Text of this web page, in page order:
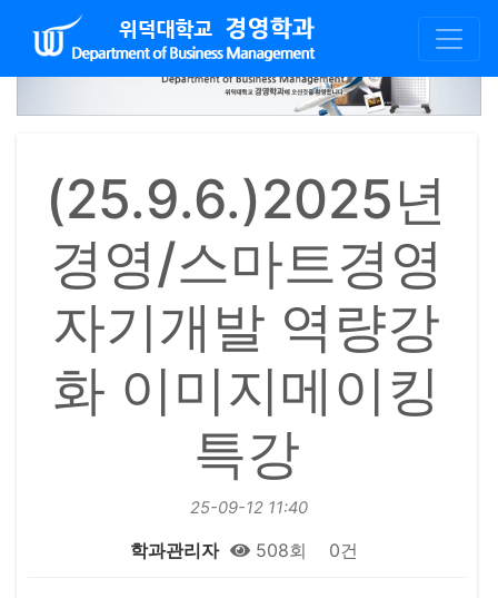
(25.9.6.)2025년
경영/스마트경영
자기개발 역량강
화 이미지메이킹
특강
25-09-12 11:40
학과관리자 508회 0건